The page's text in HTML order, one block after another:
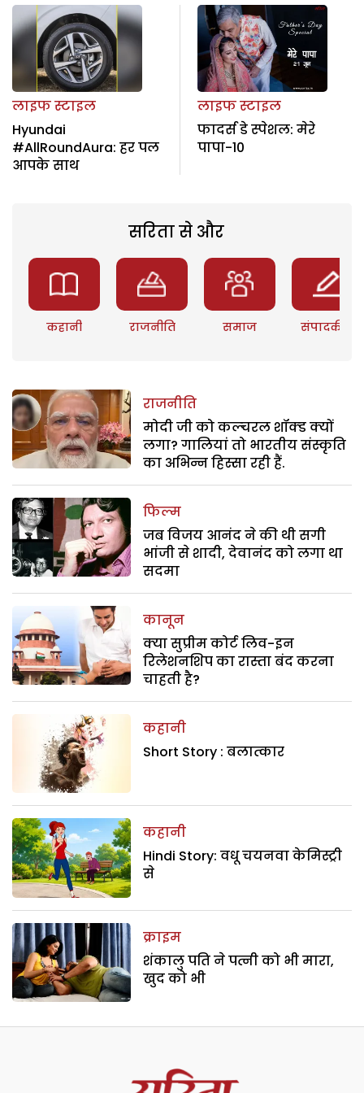
लाइफ स्टाइल
Hyundai
#AllRoundAura: हर पल
आपके साथ
लाइफ स्टाइल
फादर्स डे स्पेशल: मेरे
पापा-10
सरिता से और
कहानी राजनीति समाज संपादकीय
राजनीति
मोदी जी को कल्चरल शॉक्ड क्यों
लगा? गालियां तो भारतीय संस्कृति
का अभिन्न हिस्सा रही हैं.
फिल्म
जब विजय आनंद ने की थी सगी
भांजी से शादी, देवानंद को लगा था
सदमा
कानून
क्या सुप्रीम कोर्ट लिव-इन
रिलेशनशिप का रास्ता बंद करना
चाहती है?
कहानी
Short Story : बलात्कार
कहानी
Hindi Story: वधू चयनवा केमिस्ट्री
से
क्राइम
शंकालु पति ने पत्नी को भी मारा,
खुद को भी